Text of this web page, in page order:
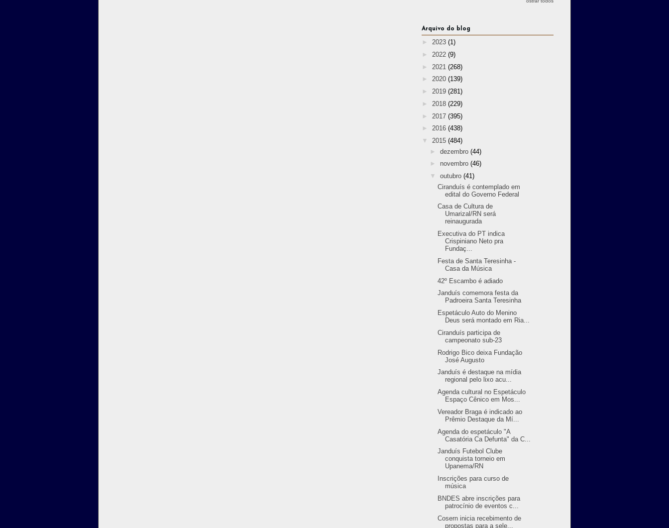
Arquivo do blog
► 2023 (1)
► 2022 (9)
► 2021 (268)
► 2020 (139)
► 2019 (281)
► 2018 (229)
► 2017 (395)
► 2016 (438)
▼ 2015 (484)
► dezembro (44)
► novembro (46)
▼ outubro (41)
Ciranduís é contemplado em
edital do Governo Federal
Casa de Cultura de
Umarizal/RN será
reinaugurada
Executiva do PT indica
Crispiniano Neto pra
Fundaç...
Festa de Santa Teresinha -
Casa da Música
42º Escambo é adiado
Janduís comemora festa da
Padroeira Santa Teresinha
Espetáculo Auto do Menino
Deus será montado em Ria...
Ciranduís participa de
campeonato sub-23
Rodrigo Bico deixa Fundação
José Augusto
Janduís é destaque na mídia
regional pelo lixo acu...
Agenda cultural no Espetáculo
Espaço Cênico em Mos...
Vereador Braga é indicado ao
Prêmio Destaque da Mí...
Agenda do espetáculo "A
Casatória Ca Defunta" da C...
Janduís Futebol Clube
conquista torneio em
Upanema/RN
Inscrições para curso de
música
BNDES abre inscrições para
patrocínio de eventos c...
Cosern inicia recebimento de
propostas para a sele...